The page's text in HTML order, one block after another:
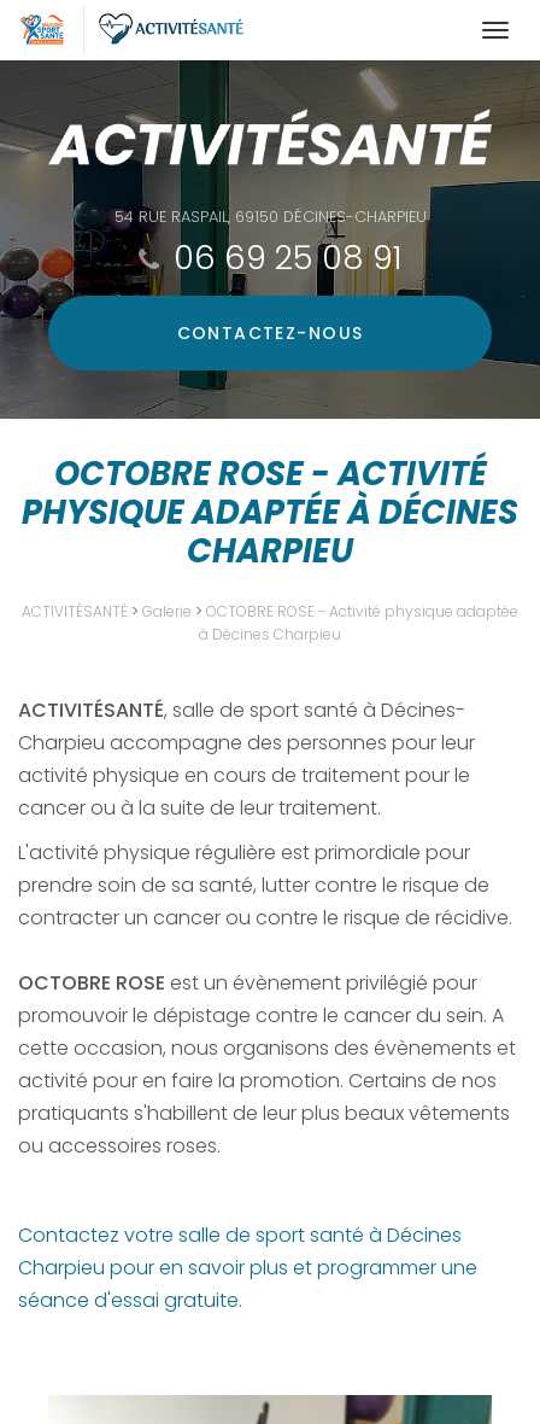
au
contenu
principal
54 RUE RASPAIL, 69150 DÉCINES-CHARPIEU
06 69 25 08 91
CONTACTEZ- NOUS
OCTOBRE ROSE - ACTIVITÉ
PHYSIQUE ADAPTÉE À DÉCINES
CHARPIEU
ACTIVITÉSANTÉ > Galerie > OCTOBRE ROSE - Activité physique adaptée
à Décines Charpieu
ACTIVITÉSANTÉ, salle de sport santé à Décines-
Charpieu accompagne des personnes pour leur
activité physique en cours de traitement pour le
cancer ou à la suite de leur traitement.
L'activité physique régulière est primordiale pour
prendre soin de sa santé, lutter contre le risque de
contracter un cancer ou contre le risque de récidive.
OCTOBRE ROSE est un évènement privilégié pour
promouvoir le dépistage contre le cancer du sein. A
cette occasion, nous organisons des évènements et
activité pour en faire la promotion. Certains de nos
pratiquants s'habillent de leur plus beaux vêtements
ou accessoires roses.
Contactez votre salle de sport santé à Décines
Charpieu pour en savoir plus et programmer une
séance d'essai gratuite.